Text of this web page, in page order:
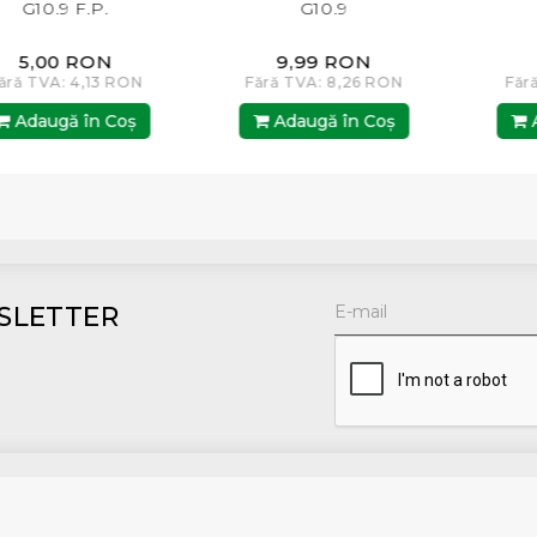
G10.9 F.P.
5,00 RON
TVA: 4,13 RON
în Coş
G10.9
9,99 RON
Fără TVA: 8,26 RON
Adaugă în Coş
Fără